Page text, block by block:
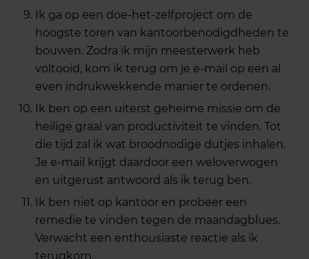
Ik ga op een doe-het-zelfproject om de
hoogste toren van kantoorbenodigdheden te
bouwen. Zodra ik mijn meesterwerk heb
voltooid, kom ik terug om je e-mail op een al
even indrukwekkende manier te ordenen.
Ik ben op een uiterst geheime missie om de
heilige graal van productiviteit te vinden. Tot
die tijd zal ik wat broodnodige dutjes inhalen.
Je e-mail krijgt daardoor een weloverwogen
en uitgerust antwoord als ik terug ben.
Ik ben niet op kantoor en probeer een
remedie te vinden tegen de maandagblues.
Verwacht een enthousiaste reactie als ik
terugkom.